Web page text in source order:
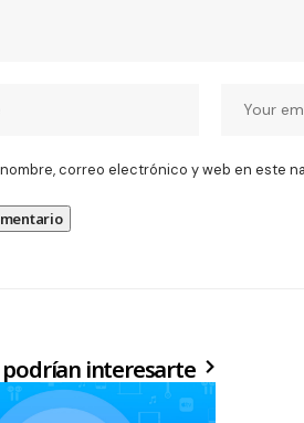
correo electrónico y web en este
interesarte